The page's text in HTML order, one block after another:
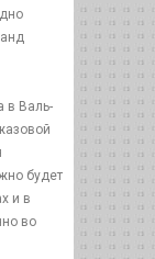
в Валь-
будет
и в
во